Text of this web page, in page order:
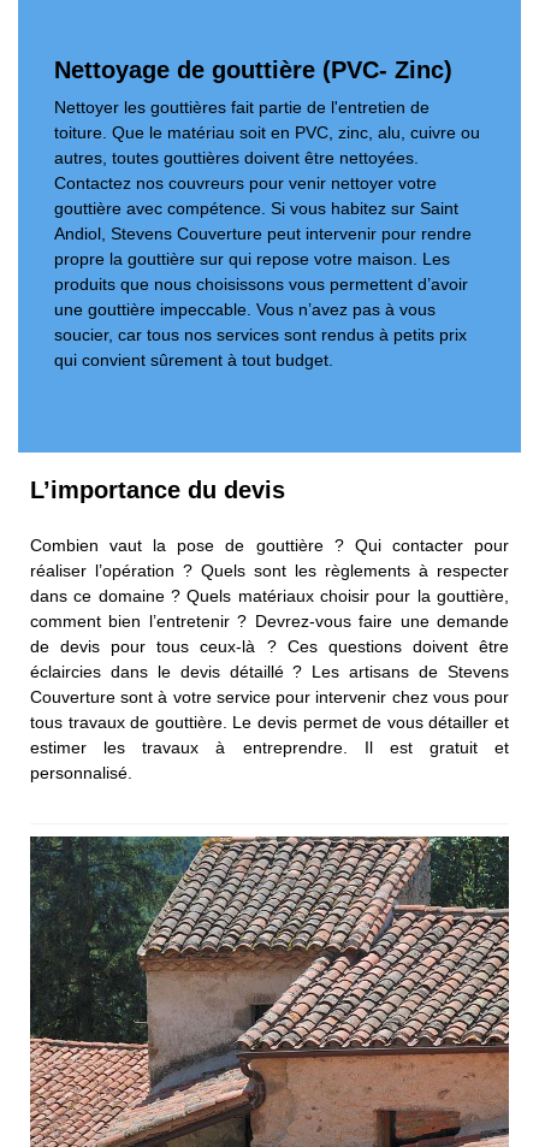
Nettoyage de gouttière (PVC- Zinc)
Nettoyer les gouttières fait partie de l'entretien de
toiture. Que le matériau soit en PVC, zinc, alu, cuivre ou
autres, toutes gouttières doivent être nettoyées.
Contactez nos couvreurs pour venir nettoyer votre
gouttière avec compétence. Si vous habitez sur Saint
Andiol, Stevens Couverture peut intervenir pour rendre
propre la gouttière sur qui repose votre maison. Les
produits que nous choisissons vous permettent d’avoir
une gouttière impeccable. Vous n’avez pas à vous
soucier, car tous nos services sont rendus à petits prix
qui convient sûrement à tout budget.
L’importance du devis
Combien vaut la pose de gouttière ? Qui contacter pour
réaliser l’opération ? Quels sont les règlements à respecter
dans ce domaine ? Quels matériaux choisir pour la gouttière,
comment bien l’entretenir ? Devrez-vous faire une demande
de devis pour tous ceux-là ? Ces questions doivent être
éclaircies dans le devis détaillé ? Les artisans de Stevens
Couverture sont à votre service pour intervenir chez vous pour
tous travaux de gouttière. Le devis permet de vous détailler et
estimer les travaux à entreprendre. Il est gratuit et
personnalisé.